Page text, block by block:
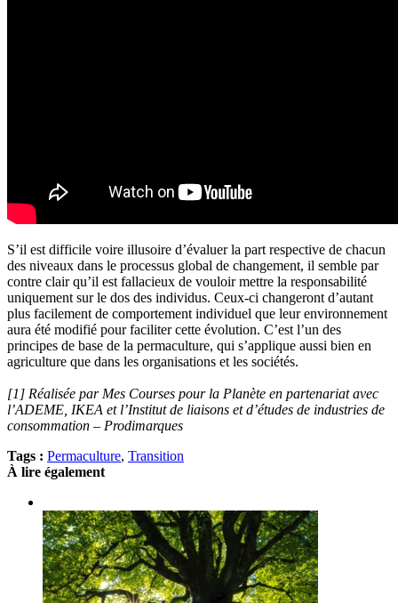
S’il est difficile voire illusoire d’évaluer la part respective de chacun
des niveaux dans le processus global de changement, il semble par
contre clair qu’il est fallacieux de vouloir mettre la responsabilité
uniquement sur le dos des individus. Ceux-ci changeront d’autant
plus facilement de comportement individuel que leur environnement
aura été modifié pour faciliter cette évolution. C’est l’un des
principes de base de la permaculture, qui s’applique aussi bien en
agriculture que dans les organisations et les sociétés.
[1] Réalisée par Mes Courses pour la Planète en partenariat avec
l’ADEME, IKEA et l’Institut de liaisons et d’études de industries de
consommation – Prodimarques
Tags : Permaculture, Transition
À lire également